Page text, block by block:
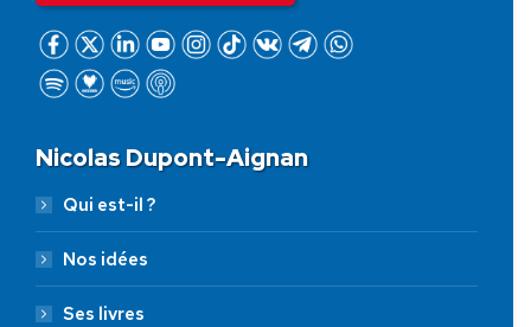
Nicolas Dupont-Aignan
Qui est-il ?
Nos idées
Ses livres